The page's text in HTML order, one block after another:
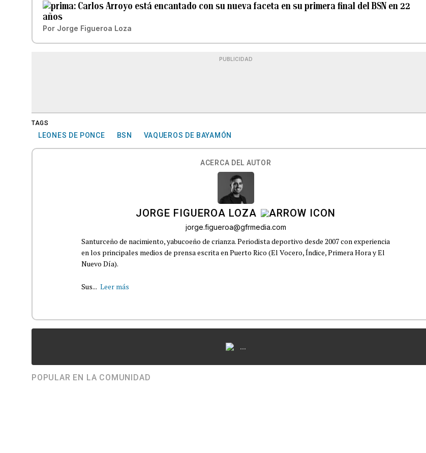
Carlos Arroyo está encantado con su nueva faceta en su primera final del BSN en 22
años
Por Jorge Figueroa Loza
PUBLICIDAD
TAGS
LEONES DE PONCE BSN VAQUEROS DE BAYAMÓN
ACERCA DEL AUTOR
JORGE FIGUEROA LOZA
jorge.figueroa@gfrmedia.com
Santurceño de nacimiento, yabucoeño de crianza. Periodista deportivo desde 2007 con experiencia
en los principales medios de prensa escrita en Puerto Rico (El Vocero, Índice, Primera Hora y El
Nuevo Día).
Sus... Leer más
...
POPULAR EN LA COMUNIDAD